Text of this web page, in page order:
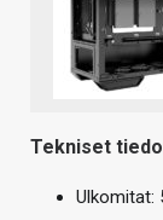
Tekniset
Ulkomitat: